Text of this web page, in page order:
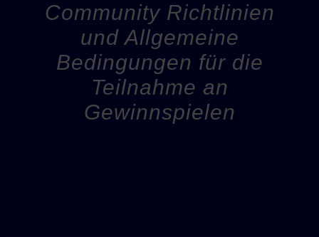
Community Richtlinien
und Allgemeine
Bedingungen für die
Teilnahme an
Gewinnspielen